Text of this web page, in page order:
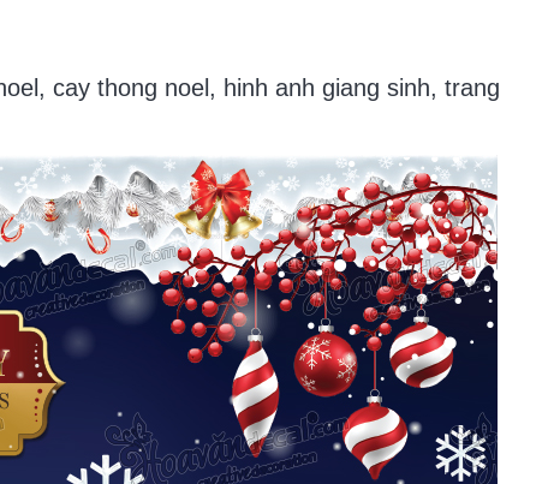
cay thong noel, hinh anh giang sinh, trang